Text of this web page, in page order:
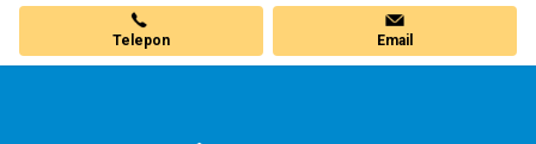
Telepon Email